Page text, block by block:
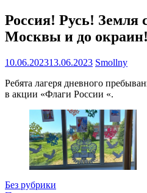
Россия! Русь! Земля
Москвы и до окраин!
10.06.202313.06.2023 Smollny
Ребята лагеря дневного
в акции «Флаги России «.
Без рубрики